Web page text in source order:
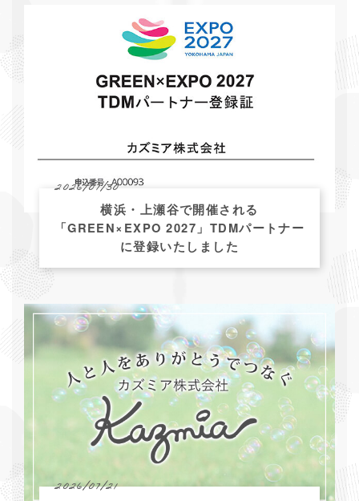
2026/07/30
横浜・上瀬谷で開催される
「GREEN×EXPO 2027」TDMパートナー
に登録いたしました
2026/07/21